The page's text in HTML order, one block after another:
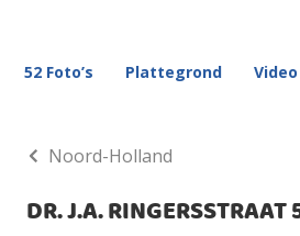
52 Foto’s Plattegrond Video
Noord-Holland
DR. J.A.